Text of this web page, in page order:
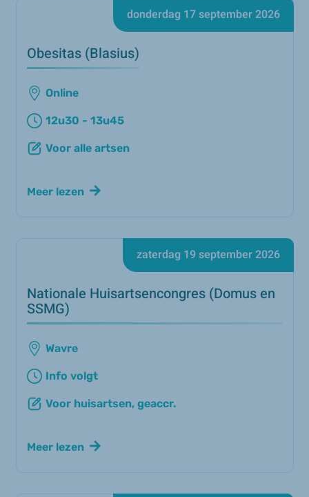
Obesitas (Blasius)
donderdag 17 september 2026
Meer lezen
Online
12u30 - 13u45
Voor alle artsen
Nationale Huisartsencongres (Domus en
SSMG)
zaterdag 19 september 2026
Meer lezen
Wavre
Info volgt
Voor huisartsen, geaccr.